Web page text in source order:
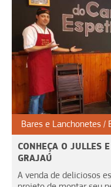
Bares e Lanchonetes
CONHEÇA O JULLES
GRAJAÚ
A venda de deliciosos